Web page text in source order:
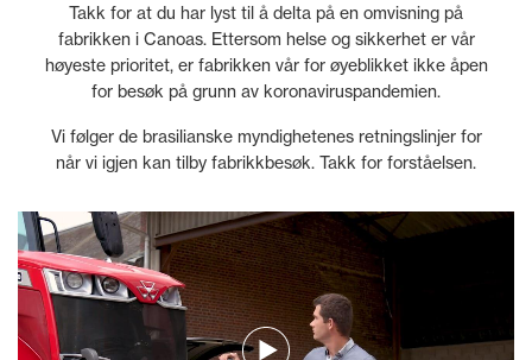
Takk for at du har lyst til å delta på en omvisning på
fabrikken i Canoas. Ettersom helse og sikkerhet er vår
høyeste prioritet, er fabrikken vår for øyeblikket ikke åpen
for besøk på grunn av koronaviruspandemien.
Vi følger de brasilianske myndighetenes retningslinjer for
når vi igjen kan tilby fabrikkbesøk. Takk for forståelsen.